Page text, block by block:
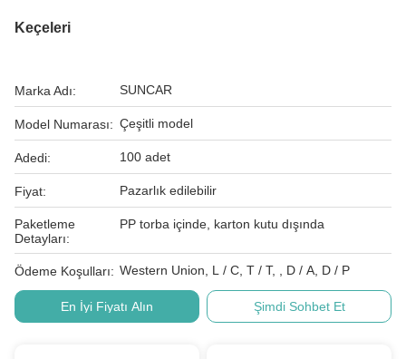
Keçeleri
Marka Adı: SUNCAR
Model Numarası: Çeşitli model
Adedi: 100 adet
Fiyat: Pazarlık edilebilir
Paketleme
Detayları:
PP torba içinde, karton kutu dışında
Ödeme Koşulları: Western Union, L / C, T / T, , D / A, D / P
En İyi Fiyatı Alın Şimdi Sohbet Et